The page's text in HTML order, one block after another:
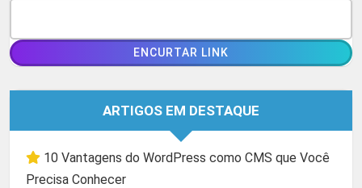
ARTIGOS EM DESTAQUE
10 Vantagens do WordPress como CMS que Você
Precisa Conhecer